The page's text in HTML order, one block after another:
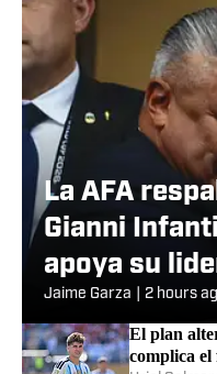
La AFA
Gianni
apoya su
Jaime Garza 2 hours
El plan
complica